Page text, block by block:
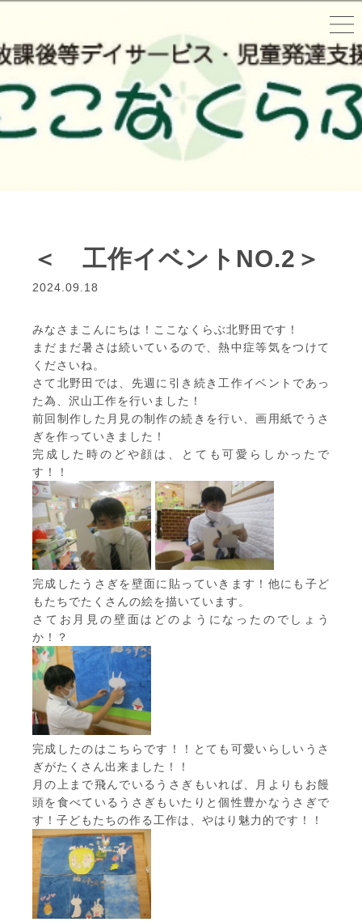
＜ 工作イベントNO.2＞
2024.09.18
みなさまこんにちは！ここなくらぶ北野田です！
まだまだ暑さは続いているので、熱中症等気をつけて
くださいね。
さて北野田では、先週に引き続き工作イベントであっ
た為、沢山工作を行いました！
前回制作した月見の制作の続きを行い、画用紙でうさ
ぎを作っていきました！
完成した時のどや顔は、とても可愛らしかったで
す！！
完成したうさぎを壁面に貼っていきます！他にも子ど
もたちでたくさんの絵を描いています。
さてお月見の壁面はどのようになったのでしょう
か！？
完成したのはこちらです！！とても可愛いらしいうさ
ぎがたくさん出来ました！！
月の上まで飛んでいるうさぎもいれば、月よりもお饅
頭を食べているうさぎもいたりと個性豊かなうさぎで
す！子どもたちの作る工作は、やはり魅力的です！！